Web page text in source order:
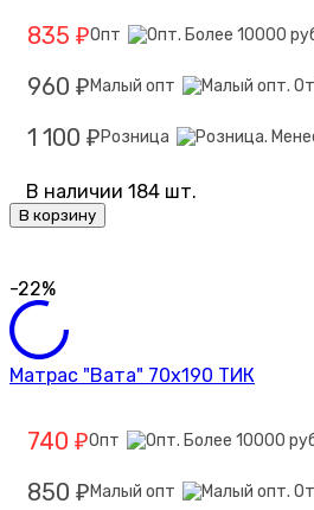
835 ₽Опт
960 ₽ Малый опт
1 100 ₽ Розница
В наличии 184 шт.
В корзину
-22%
Матрас "Вата" 70х190 ТИК
740 ₽Опт
850 ₽ Малый опт